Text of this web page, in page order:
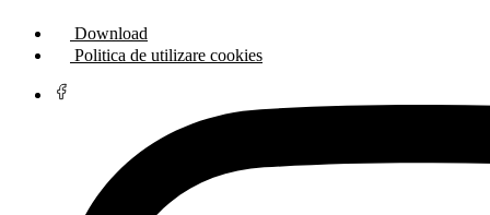
Download
Politica de utilizare cookies